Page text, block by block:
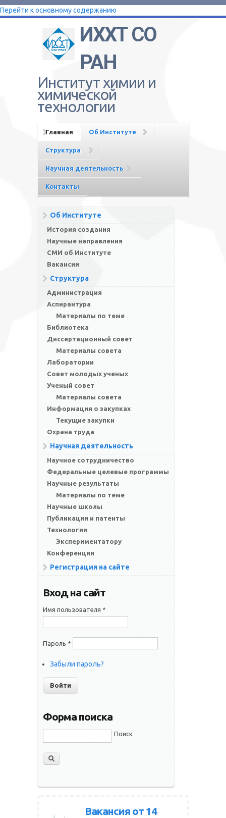
Перейти к основному содержанию
ИХХТ СО
РАН
Институт химии и
химической
технологии
Главная Об Институте
Структура
Научная деятельность
Контакты
Об Институте
История создания
Научные направления
СМИ об Институте
Вакансии
Структура
Администрация
Аспирантура
Материалы по теме
Библиотека
Диссертационный совет
Материалы совета
Лаборатории
Совет молодых ученых
Ученый совет
Материалы совета
Информация о закупках
Текущие закупки
Охрана труда
Научная деятельность
Научное сотрудничество
Федеральные целевые программы
Научные результаты
Материалы по теме
Научные школы
Публикации и патенты
Технологии
Экспериментатору
Конференции
Регистрация на сайте
Вход на сайт
Имя пользователя *
Пароль *
Забыли пароль?
Форма поиска
Поиск
Вакансия от 14